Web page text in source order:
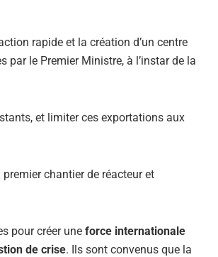
rapide et la création d’un centre
le Premier Ministre, à l’instar de la
et limiter ces exportations aux
chantier de réacteur et
pour créer une force internationale
de crise. Ils sont convenus que la